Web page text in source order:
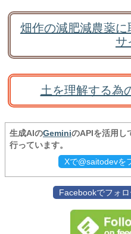
畑作の減肥減農薬
サ
土を理解する為
生成AIのGeminiのAPIを活用し
行っています。
Xで@saitodevを
Facebookでフォロ